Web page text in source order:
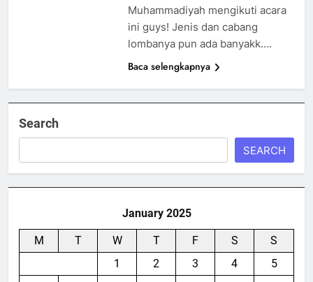
Muhammadiyah mengikuti acara
ini guys! Jenis dan cabang
lombanya pun ada banyakk….
Baca selengkapnya
Search
SEARCH
January 2025
M T W T F S
S
1
2 3 4
5